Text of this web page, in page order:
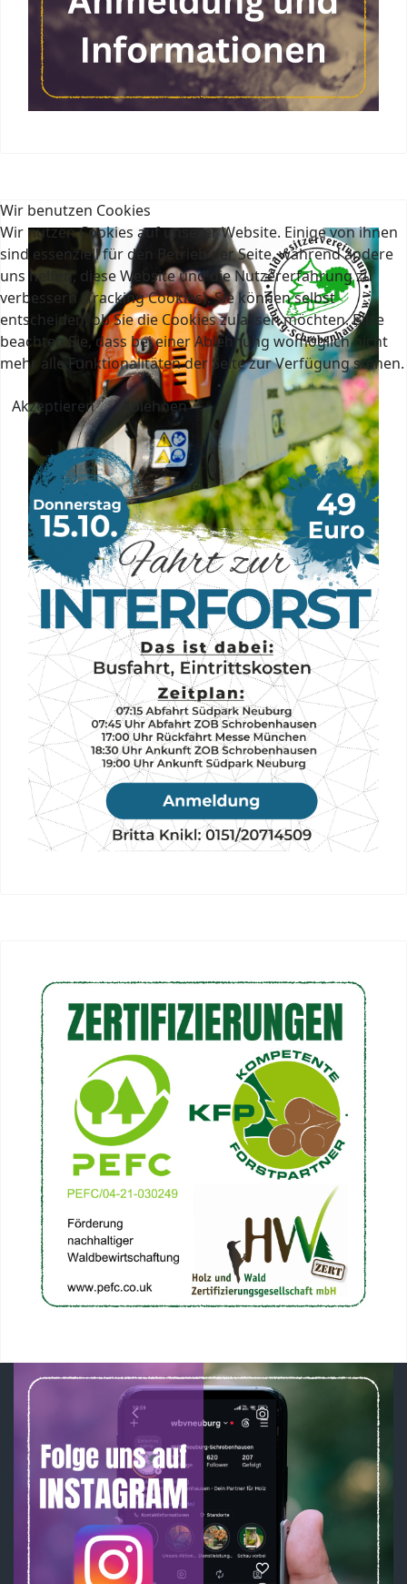
Wir benutzen Cookies
Wir nutzen Cookies auf unserer Website. Einige von ihnen
sind essenziell für den Betrieb der Seite, während andere
uns helfen, diese Website und die Nutzererfahrung zu
verbessern (Tracking Cookies). Sie können selbst
entscheiden, ob Sie die Cookies zulassen möchten. Bitte
beachten Sie, dass bei einer Ablehnung womöglich nicht
mehr alle Funktionalitäten der Seite zur Verfügung stehen.
Akzeptieren Ablehnen